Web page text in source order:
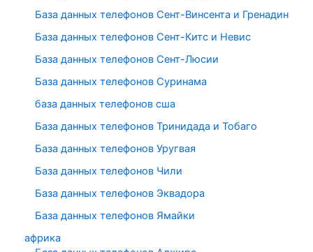
База данных телефонов Сент-Винсента и Гренадин
База данных телефонов Сент-Китс и Невис
База данных телефонов Сент-Люсии
База данных телефонов Суринама
база данных телефонов сша
База данных телефонов Тринидада и Тобаго
База данных телефонов Уругвая
База данных телефонов Чили
База данных телефонов Эквадора
База данных телефонов Ямайки
африка